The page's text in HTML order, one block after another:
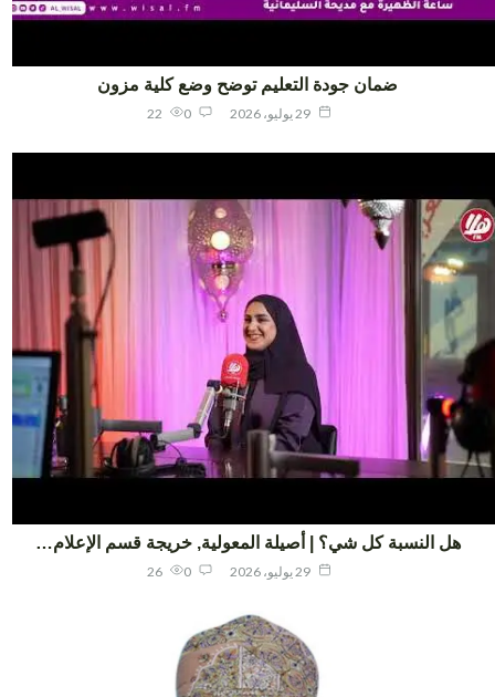
ضمان جودة التعليم توضح وضع كلية مزون
22
هل النسبة كل شي؟ | أصيلة المعولية, خريجة قسم الإعلام…
26